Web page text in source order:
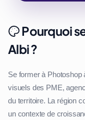
Pourquoi
Albi ?
Se former à
visuels des PME,
du territoire. La région
un contexte de